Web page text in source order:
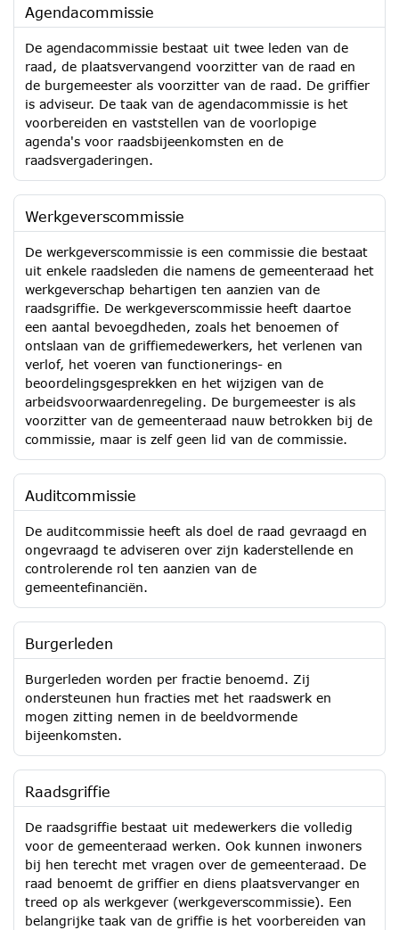
Agendacommissie
De agendacommissie bestaat uit twee leden van de
raad, de plaatsvervangend voorzitter van de raad en
de burgemeester als voorzitter van de raad. De griffier
is adviseur. De taak van de agendacommissie is het
voorbereiden en vaststellen van de voorlopige
agenda's voor raadsbijeenkomsten en de
raadsvergaderingen.
Werkgeverscommissie
De werkgeverscommissie is een commissie die bestaat
uit enkele raadsleden die namens de gemeenteraad het
werkgeverschap behartigen ten aanzien van de
raadsgriffie. De werkgeverscommissie heeft daartoe
een aantal bevoegdheden, zoals het benoemen of
ontslaan van de griffiemedewerkers, het verlenen van
verlof, het voeren van functionerings- en
beoordelingsgesprekken en het wijzigen van de
arbeidsvoorwaardenregeling. De burgemeester is als
voorzitter van de gemeenteraad nauw betrokken bij de
commissie, maar is zelf geen lid van de commissie.
Auditcommissie
De auditcommissie heeft als doel de raad gevraagd en
ongevraagd te adviseren over zijn kaderstellende en
controlerende rol ten aanzien van de
gemeentefinanciën.
Burgerleden
Burgerleden worden per fractie benoemd. Zij
ondersteunen hun fracties met het raadswerk en
mogen zitting nemen in de beeldvormende
bijeenkomsten.
Raadsgriffie
De raadsgriffie bestaat uit medewerkers die volledig
voor de gemeenteraad werken. Ook kunnen inwoners
bij hen terecht met vragen over de gemeenteraad. De
raad benoemt de griffier en diens plaatsvervanger en
treed op als werkgever (werkgeverscommissie). Een
belangrijke taak van de griffie is het voorbereiden van